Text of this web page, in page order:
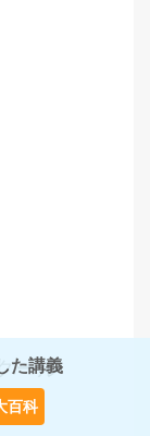
ール
た講義